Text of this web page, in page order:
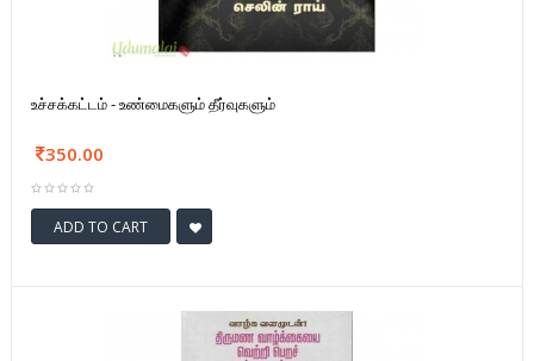
உச்சக்கட்டம் - உண்மைகளும் தீர்வுகளும்
350.00
ADD TO CART